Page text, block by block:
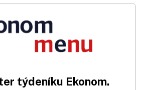
týdeníku Ekonom.